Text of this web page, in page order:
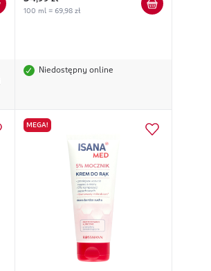
100 ml = 69,98 zł
Niedostępny online
MEGA!